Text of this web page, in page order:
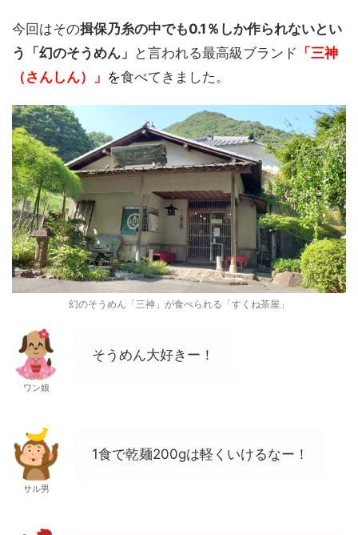
今回はその揖保乃糸の中でも0.1％しか作られないとい
う「幻のそうめん」 と言われる最高級ブランド 「三神
（さんしん）」 を食べてきました。
幻のそうめん「三神」が食べられる「すくね茶屋」
ワン娘
そうめん大好きー！
サル男
1食で乾麺200gは軽くいけるなー！